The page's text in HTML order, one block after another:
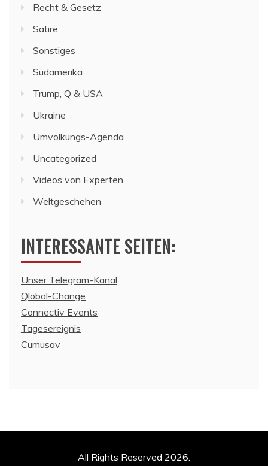
Recht & Gesetz
Satire
Sonstiges
Südamerika
Trump, Q & USA
Ukraine
Umvolkungs-Agenda
Uncategorized
Videos von Experten
Weltgeschehen
INTERESSANTE SEITEN:
Unser Telegram-Kanal
Qlobal-Change
Connectiv Events
Tagesereignis
Cumusav
All Rights Reserved 2026.